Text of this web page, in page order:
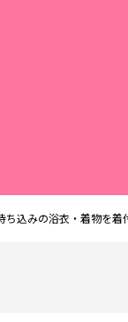
込みの浴衣・着物を着